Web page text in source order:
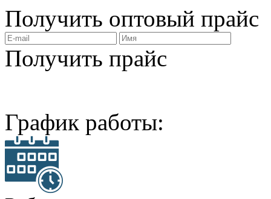
Получить оптовый прайс
Получить прайс
График работы: